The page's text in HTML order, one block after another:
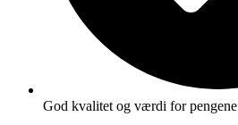
God kvalitet og værdi for pengene